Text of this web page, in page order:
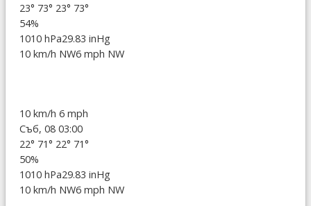
23° 73° 23° 73°
54%
1010 hPa29.83 inHg
10 km/h NW6 mph NW
10 km/h 6 mph
Съб, 08 03:00
22° 71° 22° 71°
50%
1010 hPa29.83 inHg
10 km/h NW6 mph NW